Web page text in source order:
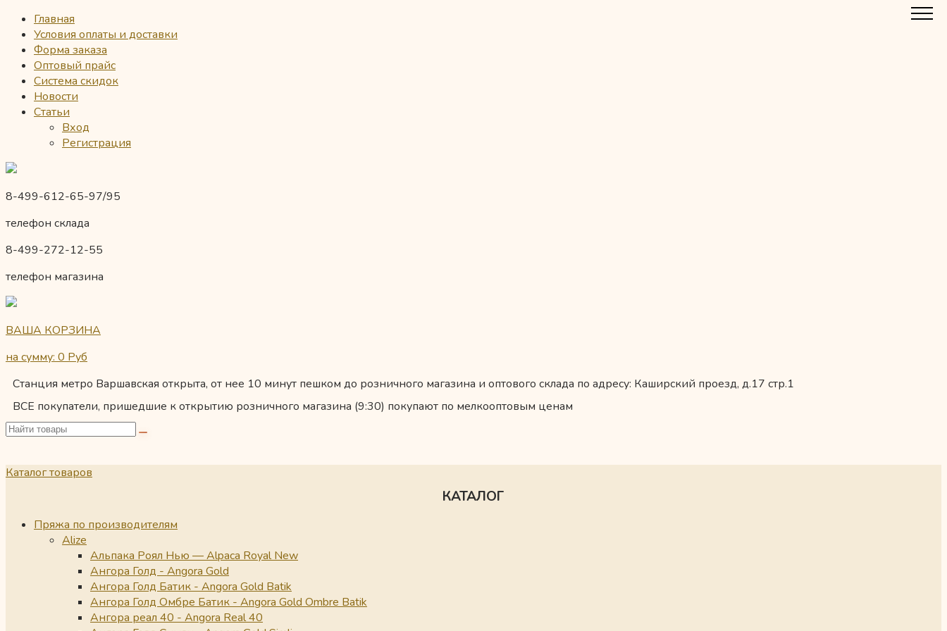
Главная
Условия оплаты и доставки
Форма заказа
Оптовый прайс
Система скидок
Новости
Статьи
Вход
Регистрация
8-499-612-65-97/95
телефон склада
8-499-272-12-55
телефон магазина
ВАША КОРЗИНА
на сумму: 0 Руб
Станция метро Варшавская открыта, от нее 10 минут пешком до розничного магазина и оптового склада по адресу: Каширский проезд, д.17 стр.1
ВСЕ покупатели, пришедшие к открытию розничного магазина (9:30) покупают по мелкооптовым ценам
Каталог товаров
КАТАЛОГ
Пряжа по производителям
Alize
Альпака Роял Нью — Alpaca Royal New
Ангора Голд - Angora Gold
Ангора Голд Батик - Angora Gold Batik
Ангора Голд Омбре Батик - Angora Gold Ombre Batik
Ангора реал 40 - Angora Real 40